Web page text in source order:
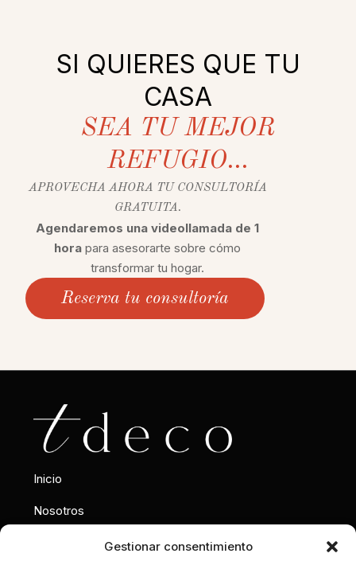
Gestionar consentimiento
SI QUIERES QUE TU
CASA
SEA TU MEJOR
REFUGIO...
APROVECHA AHORA TU CONSULTORÍA
GRATUITA.
Agendaremos una videollamada de 1
hora para asesorarte sobre cómo
transformar tu hogar.
Reserva tu consultoría
Inicio
Nosotros